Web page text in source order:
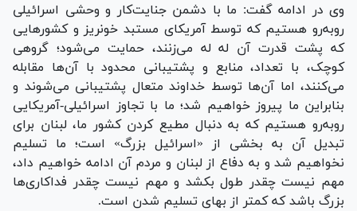
وی در ادامه گفت: ما با دشمن جنایت‌کار و وحشی اسرائیلی
روبه‌رو هستیم که توسط آمریکای مستبد خونریز و کشور‌هایی
که پشت قدرت آن له له می‌زنند، حمایت می‌شود؛ گروهی
کوچک، با تعداد، منابع و پشتیبانی محدود با آن‌ها مقابله
می‌کنند، اما آن‌ها توسط خداوند متعال پشتیبانی می‌شوند و
بنابراین ما پیروز خواهیم شد؛ ما با تجاوز اسرائیلی-آمریکایی
روبه‌رو هستیم که به دنبال مطیع کردن کشور ما، لبنان برای
تبدیل آن به بخشی از «اسرائیل بزرگ» است؛ ما تسلیم
نخواهیم شد و به دفاع از لبنان و مردم آن ادامه خواهیم داد،
مهم نیست چقدر طول بکشد و مهم نیست چقدر فداکاری‌ها
بزرگ باشد که کمتر از بهای تسلیم شدن است.